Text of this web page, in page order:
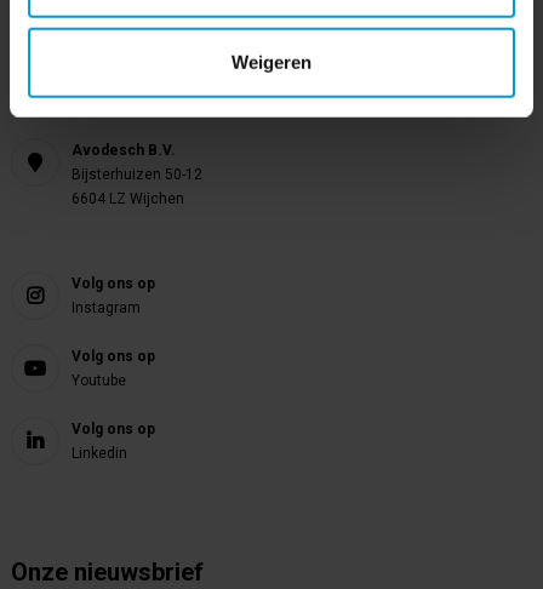
Weigeren
024 372 72 92
info@avodesch.nl
Avodesch B.V.
Bijsterhuizen 50-12
6604 LZ Wijchen
Volg ons op
Instagram
Volg ons op
Youtube
Volg ons op
Linkedin
Onze nieuwsbrief